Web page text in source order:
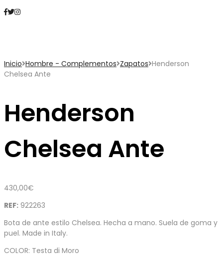
Inicio Hombre - Complementos Zapatos Henderson
Chelsea Ante
Henderson
Chelsea Ante
430,00€
REF: 922263
Bota de ante estilo Chelsea. Hecha a mano. Suela de goma y
puel. Made in Italy.
COLOR: Testa di Moro